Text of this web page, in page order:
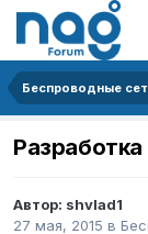
Беспроводные
Автор: shvlad1
27 мая, 2015 в